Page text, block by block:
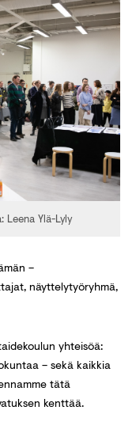
Leena Ylä-Lyly
–
näyttelytyöryhmä,
yhteisöä:
– sekä kaikkia
tätä
kenttää.